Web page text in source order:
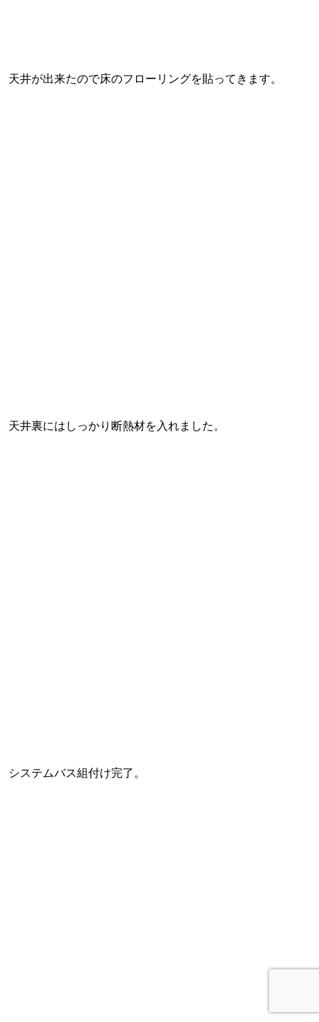
天井が出来たので床のフローリングを貼ってきます。
天井裏にはしっかり断熱材を入れました。
システムバス組付け完了。